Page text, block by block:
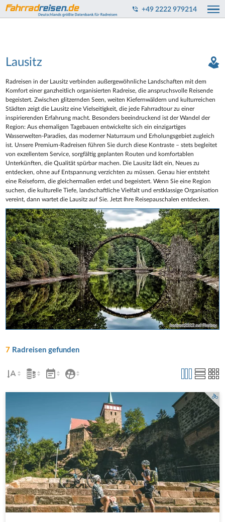
+49 2222 979214
herbert2512 auf Pixabay
Lausitz
Radreisen in der Lausitz verbinden außergewöhnliche Landschaften mit dem
Komfort einer ganzheitlich organisierten Radreise, die anspruchsvolle Reisende
begeistert. Zwischen glitzernden Seen, weiten Kiefernwäldern und kulturreichen
Städten zeigt die Lausitz eine Vielseitigkeit, die jede Fahrradtour zu einer
inspirierenden Erfahrung macht. Besonders beeindruckend ist der Wandel der
Region: Aus ehemaligen Tagebauen entwickelte sich ein einzigartiges
Wasserwelten-Paradies, das moderner Naturraum und Erholungsgebiet zugleich
ist. Unsere Premium-Radreisen führen Sie durch diese Kontraste – stets begleitet
von exzellentem Service, sorgfältig geplanten Routen und komfortablen
Unterkünften, die Qualität spürbar machen. Die Lausitz lädt ein, Neues zu
entdecken, ohne auf Entspannung verzichten zu müssen. Genau hier entsteht
eine Reiseform, die gleichermaßen erdet und begeistert. Wenn Sie eine Region
suchen, die kulturelle Tiefe, landschaftliche Vielfalt und erstklassige Organisation
vereint, dann wartet die Lausitz auf Sie. Jetzt Ihre Reisepauschalen entdecken.
7 Radreisen gefunden